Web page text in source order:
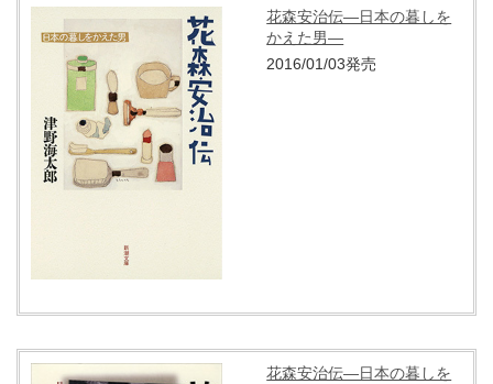
花森安治伝―日本の暮しを
かえた男―
2016/01/03発売
花森安治伝―日本の暮しを